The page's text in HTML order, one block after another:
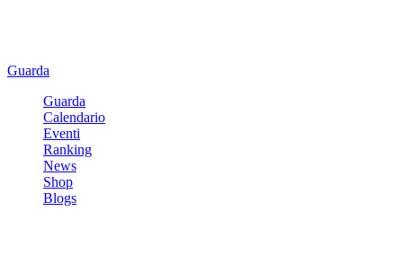
Guarda
Guarda
Calendario
Eventi
Ranking
News
Shop
Blogs